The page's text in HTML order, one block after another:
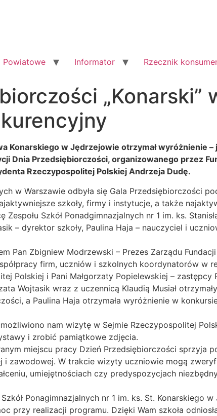
Powiatowe Informator Rzecznik
„Konarski”
Konarskiego w Jędrzejowie otrzymał wyróżnienie
Dnia Przedsiębiorczości, organizowanego przez
Rzeczypospolitej Polskiej Andrzeja Dudę.
w Warszawie odbyła się Gala Przedsiębiorczości
szkoły, firmy i instytucje, a także
Szkół Ponadgimnazjalnych nr 1 im. ks.
– dyrektor szkoły, Paulina Haja – nauczyciel i
Pan Zbigniew Modrzewski – Prezes Zarządu
firm, uczniów i szkolnych koordynatorów w
Polskiej i Pani Małgorzaty Popielewskiej – zastępcy
Wojtasik wraz z uczennicą Klaudią Musiał
a Paulina Haja otrzymała wyróżnienie w
nam wizytę w Sejmie Rzeczypospolitej
i zrobić pamiątkowe zdjęcia.
miejscu pracy Dzień Przedsiębiorczości sprzyja
zawodowej. W trakcie wizyty uczniowie mogą
umiejętnościach czy predyspozycjach
Ponagimnazjalnych nr 1 im. ks. St. Konarskiego
przy realizacji programu. Dzięki Wam szkoła